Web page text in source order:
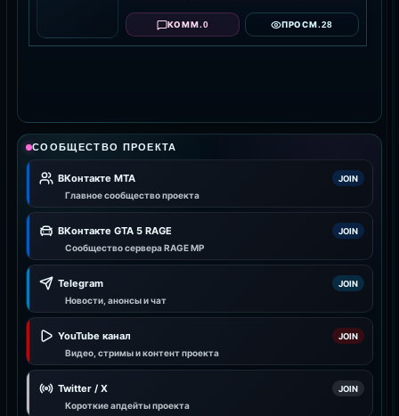
КОММ.0 ПРОСМ.28
СООБЩЕСТВО ПРОЕКТА
ВКонтакте MTA JOIN
Главное сообщество проекта
ВКонтакте GTA 5 RAGE JOIN
Сообщество сервера RAGE MP
Telegram JOIN
Новости, анонсы и чат
YouTube канал JOIN
Видео, стримы и контент проекта
Twitter / X JOIN
Короткие апдейты проекта